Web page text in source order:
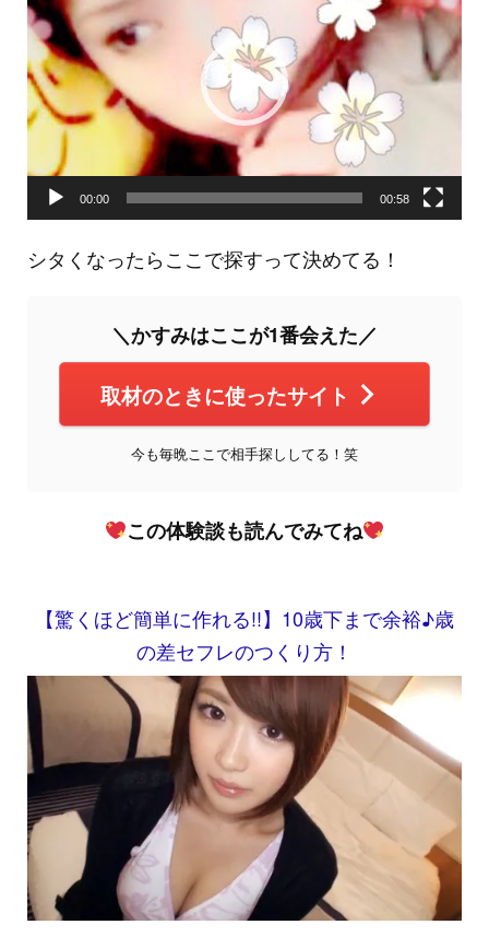
プ
レ
ー
ヤ
ー
00:00 00:58
シタくなったらここで探すって決めてる！
＼かすみはここが1番会えた／
取材のときに使ったサイト
今も毎晩ここで相手探ししてる！笑
この体験談も読んでみてね
【驚くほど簡単に作れる!!】10歳下まで余裕♪歳
の差セフレのつくり方！